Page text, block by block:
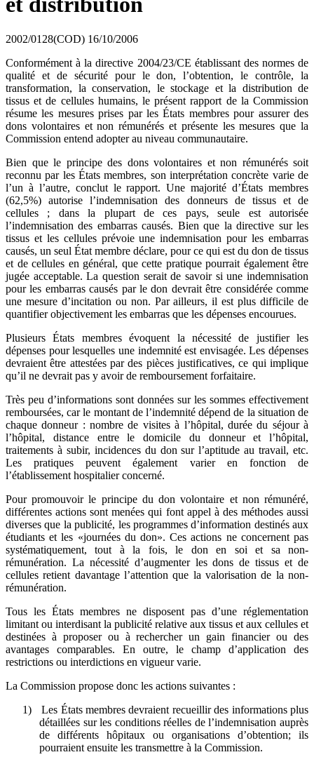
2002/0128(COD) 16/10/2006
Conformément à la directive 2004/23/CE établissant des normes de
qualité et de sécurité pour le don, l’obtention, le contrôle, la
transformation, la conservation, le stockage et la distribution de
tissus et de cellules humains, le présent rapport de la Commission
résume les mesures prises par les États membres pour assurer des
dons volontaires et non rémunérés et présente les mesures que la
Commission entend adopter au niveau communautaire.
Bien que le principe des dons volontaires et non rémunérés soit
reconnu par les États membres, son interprétation concrète varie de
l’un à l’autre, conclut le rapport. Une majorité d’États membres
(62,5%) autorise l’indemnisation des donneurs de tissus et de
cellules ; dans la plupart de ces pays, seule est autorisée
l’indemnisation des embarras causés. Bien que la directive sur les
tissus et les cellules prévoie une indemnisation pour les embarras
causés, un seul État membre déclare, pour ce qui est du don de tissus
et de cellules en général, que cette pratique pourrait également être
jugée acceptable. La question serait de savoir si une indemnisation
pour les embarras causés par le don devrait être considérée comme
une mesure d’incitation ou non. Par ailleurs, il est plus difficile de
quantifier objectivement les embarras que les dépenses encourues.
Plusieurs États membres évoquent la nécessité de justifier les
dépenses pour lesquelles une indemnité est envisagée. Les dépenses
devraient être attestées par des pièces justificatives, ce qui implique
qu’il ne devrait pas y avoir de remboursement forfaitaire.
Très peu d’informations sont données sur les sommes effectivement
remboursées, car le montant de l’indemnité dépend de la situation de
chaque donneur : nombre de visites à l’hôpital, durée du séjour à
l’hôpital, distance entre le domicile du donneur et l’hôpital,
traitements à subir, incidences du don sur l’aptitude au travail, etc.
Les pratiques peuvent également varier en fonction de
l’établissement hospitalier concerné.
Pour promouvoir le principe du don volontaire et non rémunéré,
différentes actions sont menées qui font appel à des méthodes aussi
diverses que la publicité, les programmes d’information destinés aux
étudiants et les «journées du don». Ces actions ne concernent pas
systématiquement, tout à la fois, le don en soi et sa non-
rémunération. La nécessité d’augmenter les dons de tissus et de
cellules retient davantage l’attention que la valorisation de la non-
rémunération.
Tous les États membres ne disposent pas d’une réglementation
limitant ou interdisant la publicité relative aux tissus et aux cellules et
destinées à proposer ou à rechercher un gain financier ou des
avantages comparables. En outre, le champ d’application des
restrictions ou interdictions en vigueur varie.
La Commission propose donc les actions suivantes :
1)
Les États membres devraient recueillir des informations plus
détaillées sur les conditions réelles de l’indemnisation auprès
de différents hôpitaux ou organisations d’obtention; ils
pourraient ensuite les transmettre à la Commission.